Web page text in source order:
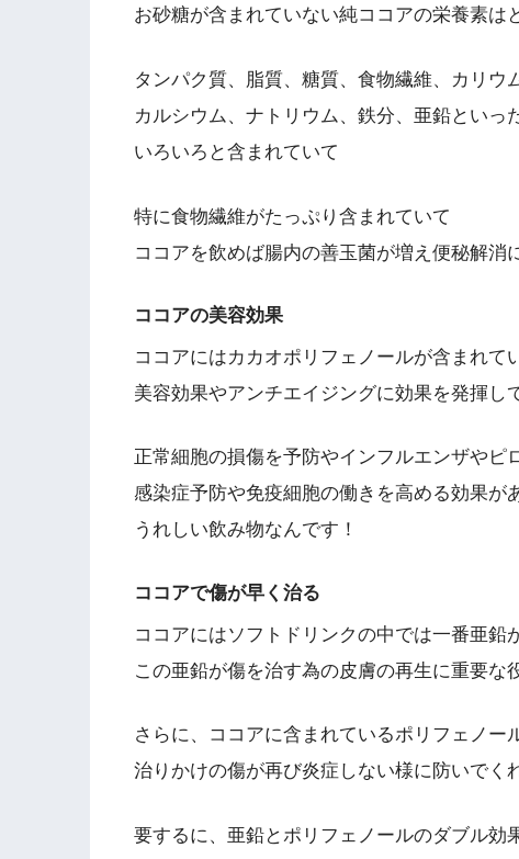
お砂糖が含まれていない純ココアの栄養素は
タンパク質、脂質、糖質、食物繊維、カリウ
カルシウム、ナトリウム、鉄分、亜鉛といっ
いろいろと含まれていて
特に食物繊維がたっぷり含まれていて
ココアを飲めば腸内の善玉菌が増え便秘解消
ココアの美容効果
ココアにはカカオポリフェノールが含まれて
美容効果やアンチエイジングに効果を発揮し
正常細胞の損傷を予防やインフルエンザやピ
感染症予防や免疫細胞の働きを高める効果が
うれしい飲み物なんです！
ココアで傷が早く治る
ココアにはソフトドリンクの中では一番亜鉛
この亜鉛が傷を治す為の皮膚の再生に重要な
さらに、ココアに含まれているポリフェノー
治りかけの傷が再び炎症しない様に防いでく
要するに、亜鉛とポリフェノールのダブル効